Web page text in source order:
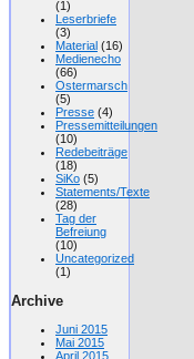
(1)
Leserbriefe
(3)
Material (16)
Medienecho
(66)
Ostermarsch
(5)
Presse (4)
Pressemitteilungen
(10)
Redebeiträge
(18)
SiKo (5)
Statements/Texte
(28)
Tag der
Befreiung
(10)
Uncategorized
(1)
Archive
Juni 2015
Mai 2015
April 2015